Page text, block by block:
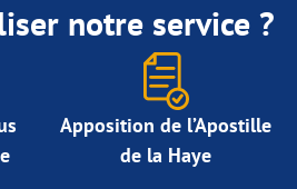
notre service ?
Apposition de l’Apostille
de la Haye